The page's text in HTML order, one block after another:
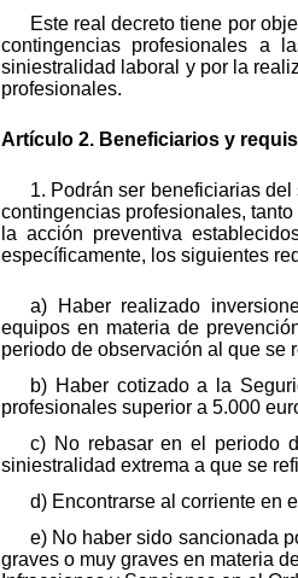
Este real decreto tiene por
contingencias profesionales a
siniestralidad laboral y por la
profesionales.
Artículo 2. Beneficiarios y
1. Podrán ser beneficiarias
contingencias profesionales,
la acción preventiva
específicamente, los siguientes
a) Haber realizado
equipos en materia de
periodo de observación al que se
b) Haber cotizado a la
profesionales superior a 5.000
c) No rebasar en el periodo
siniestralidad extrema a que se
d) Encontrarse al corriente en
e) No haber sido sancionada
graves o muy graves en materia